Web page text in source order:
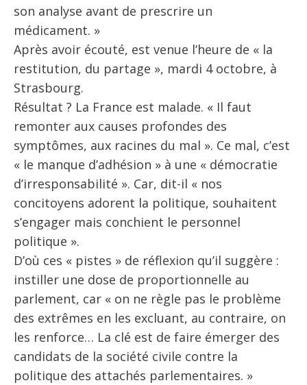
son analyse avant de prescrire un
médicament. »
Après avoir écouté, est venue l’heure de « la
restitution, du partage », mardi 4 octobre, à
Strasbourg.
Résultat ? La France est malade. « Il faut
remonter aux causes profondes des
symptômes, aux racines du mal ». Ce mal, c’est
« le manque d’adhésion » à une « démocratie
d’irresponsabilité ». Car, dit-il « nos
concitoyens adorent la politique, souhaitent
s’engager mais conchient le personnel
politique ».
D’où ces « pistes » de réflexion qu’il suggère :
instiller une dose de proportionnelle au
parlement, car « on ne règle pas le problème
des extrêmes en les excluant, au contraire, on
les renforce… La clé est de faire émerger des
candidats de la société civile contre la
politique des attachés parlementaires. »